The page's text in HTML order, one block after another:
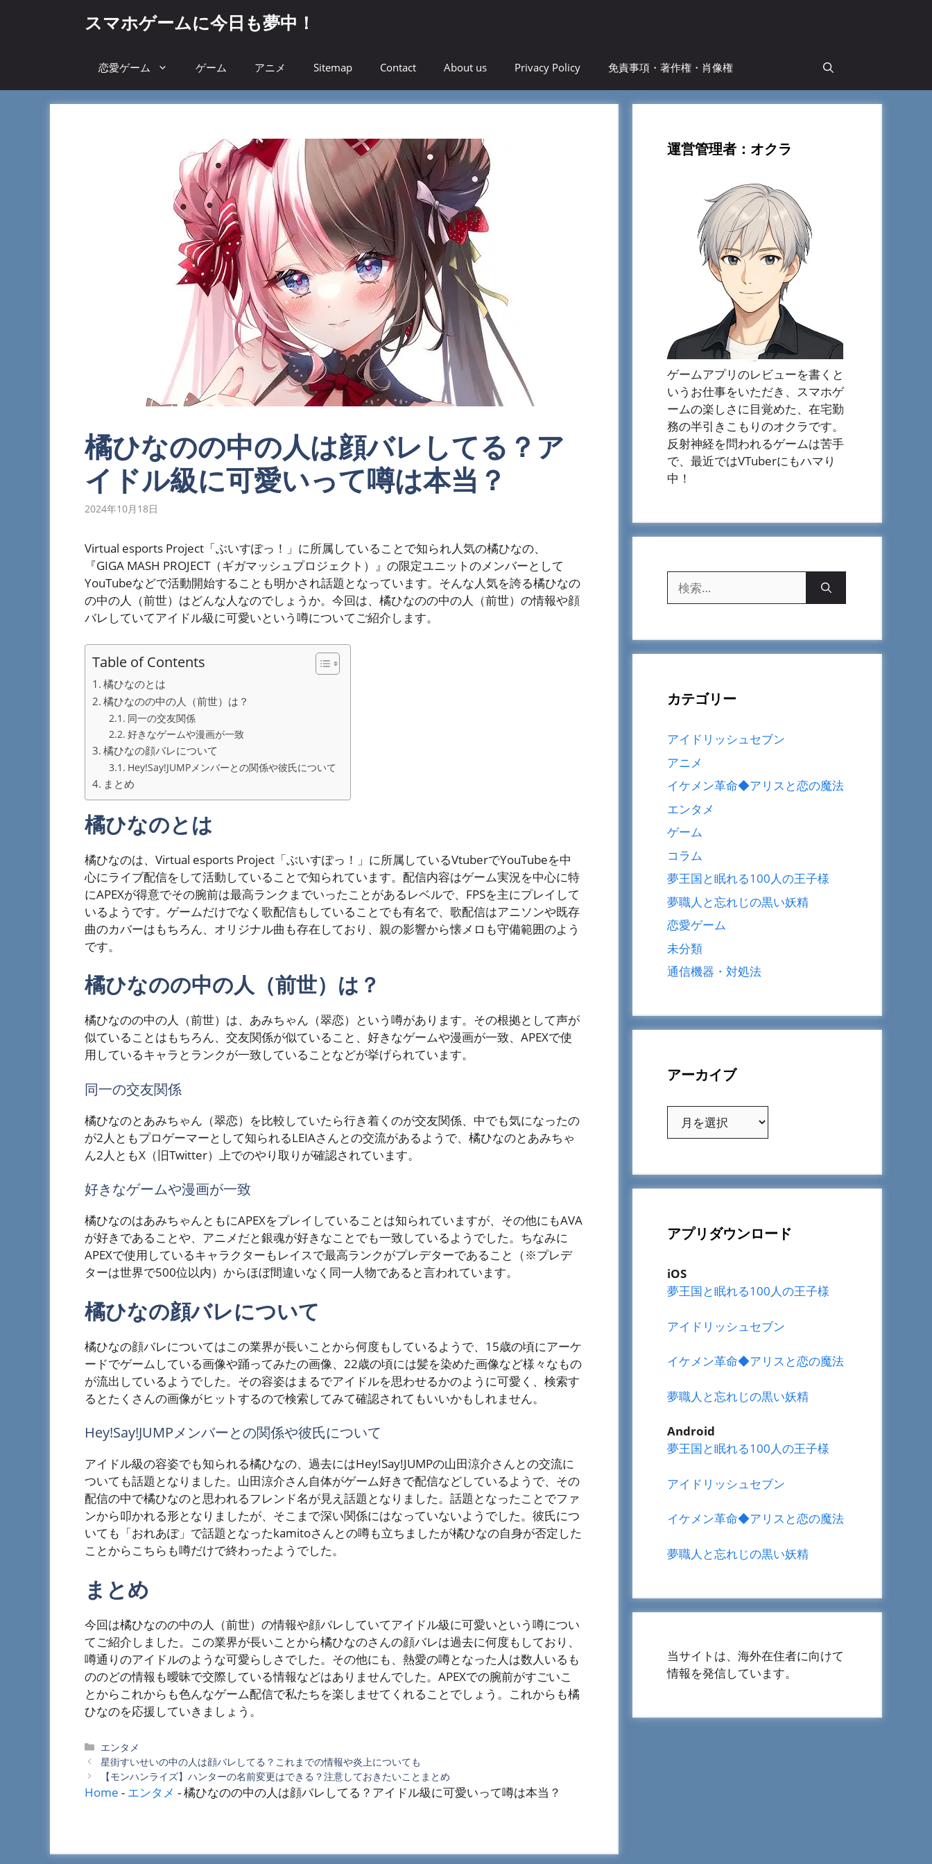
へ
スマホゲームに今日も夢中！
恋愛ゲーム ゲーム アニメ Sitemap Contact About us Privacy Policy 免責事項・著作権・肖像権
橘ひなのの中の人は顔バレしてる？ア
イドル級に可愛いって噂は本当？
2024年10月18日
Virtual esports Project「ぶいすぽっ！」に所属していることで知られ人気の橘ひなの、
『GIGA MASH PROJECT（ギガマッシュプロジェクト）』の限定ユニットのメンバーとして
YouTubeなどで活動開始することも明かされ話題となっています。そんな人気を誇る橘ひなの
の中の人（前世）はどんな人なのでしょうか。今回は、橘ひなのの中の人（前世）の情報や顔
バレしていてアイドル級に可愛いという噂についてご紹介します。
Table of Contents
橘ひなのとは
橘ひなのの中の人（前世）は？
同一の交友関係
好きなゲームや漫画が一致
橘ひなの顔バレについて
Hey!Say!JUMPメンバーとの関係や彼氏について
まとめ
橘ひなのとは
橘ひなのは、Virtual esports Project「ぶいすぽっ！」に所属しているVtuberでYouTubeを中
心にライブ配信をして活動していることで知られています。配信内容はゲーム実況を中心に特
にAPEXが得意でその腕前は最高ランクまでいったことがあるレベルで、FPSを主にプレイして
いるようです。ゲームだけでなく歌配信もしていることでも有名で、歌配信はアニソンや既存
曲のカバーはもちろん、オリジナル曲も存在しており、親の影響から懐メロも守備範囲のよう
です。
橘ひなのの中の人（前世）は？
橘ひなのの中の人（前世）は、あみちゃん（翠恋）という噂があります。その根拠として声が
似ていることはもちろん、交友関係が似ていること、好きなゲームや漫画が一致、APEXで使
用しているキャラとランクが一致していることなどが挙げられています。
同一の交友関係
橘ひなのとあみちゃん（翠恋）を比較していたら行き着くのが交友関係、中でも気になったの
が2人ともプロゲーマーとして知られるLEIAさんとの交流があるようで、橘ひなのとあみちゃ
ん2人ともX（旧Twitter）上でのやり取りが確認されています。
好きなゲームや漫画が一致
橘ひなのはあみちゃんともにAPEXをプレイしていることは知られていますが、その他にもAVA
が好きであることや、アニメだと銀魂が好きなことでも一致しているようでした。ちなみに
APEXで使用しているキャラクターもレイスで最高ランクがプレデターであること（※プレデ
ターは世界で500位以内）からほぼ間違いなく同一人物であると言われています。
橘ひなの顔バレについて
橘ひなの顔バレについてはこの業界が長いことから何度もしているようで、15歳の頃にアーケ
ードでゲームしている画像や踊ってみたの画像、22歳の頃には髪を染めた画像など様々なもの
が流出しているようでした。その容姿はまるでアイドルを思わせるかのように可愛く、検索す
るとたくさんの画像がヒットするので検索してみて確認されてもいいかもしれません。
Hey!Say!JUMPメンバーとの関係や彼氏について
アイドル級の容姿でも知られる橘ひなの、過去にはHey!Say!JUMPの山田涼介さんとの交流に
ついても話題となりました。山田涼介さん自体がゲーム好きで配信などしているようで、その
配信の中で橘ひなのと思われるフレンド名が見え話題となりました。話題となったことでファ
ンから叩かれる形となりましたが、そこまで深い関係にはなっていないようでした。彼氏につ
いても「おれあぽ」で話題となったkamitoさんとの噂も立ちましたが橘ひなの自身が否定した
ことからこちらも噂だけで終わったようでした。
まとめ
今回は橘ひなのの中の人（前世）の情報や顔バレしていてアイドル級に可愛いという噂につい
てご紹介しました。この業界が長いことから橘ひなのさんの顔バレは過去に何度もしており、
噂通りのアイドルのような可愛らしさでした。その他にも、熱愛の噂となった人は数人いるも
ののどの情報も曖昧で交際している情報などはありませんでした。APEXでの腕前がすごいこ
とからこれからも色んなゲーム配信で私たちを楽しませてくれることでしょう。これからも橘
ひなのを応援していきましょう。
カ
テ
ゴ
リ
エンタメ
星街すいせいの中の人は顔バレしてる？これまでの情報や炎上についても
【モンハンライズ】ハンターの名前変更はできる？注意しておきたいことまとめ
Home - エンタメ -橘ひなのの中の人は顔バレしてる？アイドル級に可愛いって噂は本当？
運営管理者：オクラ
ゲームアプリのレビューを書くと
いうお仕事をいただき、スマホゲ
ームの楽しさに目覚めた、在宅勤
務の半引きこもりのオクラです。
反射神経を問われるゲームは苦手
で、最近ではVTuberにもハマり
中！
索:
カテゴリー
アイドリッシュセブン
アニメ
イケメン革命◆アリスと恋の魔法
エンタメ
ゲーム
コラム
夢王国と眠れる100人の王子様
夢職人と忘れじの黒い妖精
恋愛ゲーム
未分類
通信機器・対処法
アーカイブ
アプリダウンロード
iOS
夢王国と眠れる100人の王子様
アイドリッシュセブン
イケメン革命◆アリスと恋の魔法
夢職人と忘れじの黒い妖精
Android
夢王国と眠れる100人の王子様
アイドリッシュセブン
イケメン革命◆アリスと恋の魔法
夢職人と忘れじの黒い妖精
当サイトは、海外在住者に向けて
情報を発信しています。